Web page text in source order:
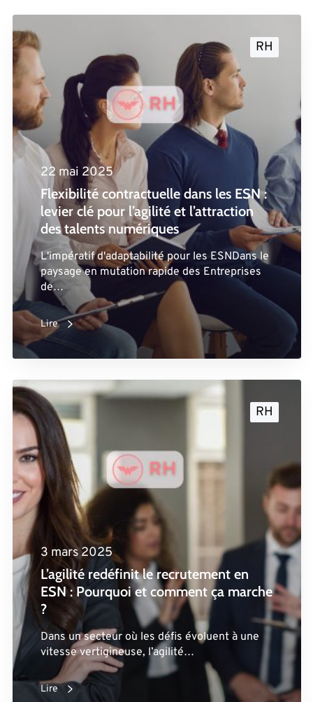
RH
22 mai 2025
Flexibilité contractuelle dans les ESN :
levier clé pour l’agilité et l’attraction
des talents numériques
L'impératif d'adaptabilité pour les ESNDans le
paysage en mutation rapide des Entreprises
de…
Lire
RH
3 mars 2025
L’agilité redéfinit le recrutement en
ESN : Pourquoi et comment ça marche
?
Dans un secteur où les défis évoluent à une
vitesse vertigineuse, l’agilité…
Lire